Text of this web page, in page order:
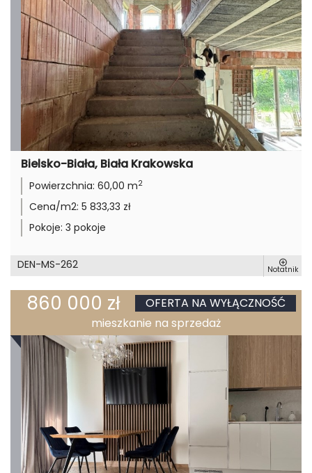
Bielsko-Biała, Biała Krakowska
Powierzchnia: 60,00 m2
Cena/m2: 5 833,33 zł
Pokoje: 3 pokoje
DEN-MS-262 Notatnik
860 000 zł
OFERTA NA WYŁĄCZNOŚĆ
mieszkanie na sprzedaż